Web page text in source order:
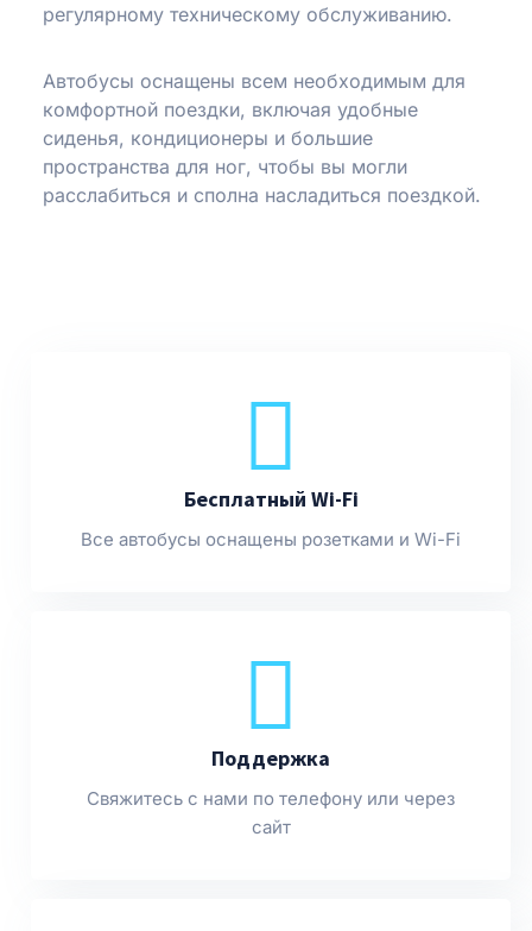
регулярному техническому обслуживанию.
Автобусы оснащены всем необходимым для
комфортной поездки, включая удобные
сиденья, кондиционеры и большие
пространства для ног, чтобы вы могли
расслабиться и сполна насладиться поездкой.
Бесплатный Wi-Fi
Все автобусы оснащены розетками и Wi-Fi
Поддержка
Свяжитесь с нами по телефону или через
сайт